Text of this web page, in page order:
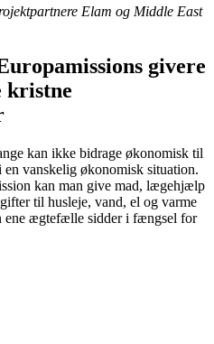
Elam og Middle East
givere
kristne
kan ikke bidrage økonomisk til
vanskelig økonomisk situation.
kan man give mad, lægehjælp
til husleje, vand, el og varme
ene ægtefælle sidder i fængsel for